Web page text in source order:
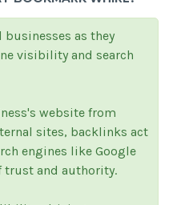
as they
visibility and search
website from
sites, backlinks act
engines like Google
trust and authority.